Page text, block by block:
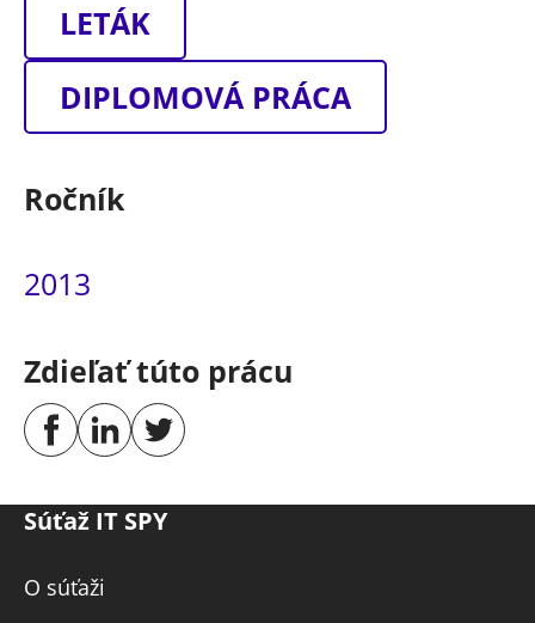
LETÁK
DIPLOMOVÁ PRÁCA
Ročník
2013
Zdieľať túto prácu
Súťaž IT SPY
O súťaži